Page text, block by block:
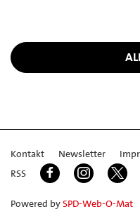
Kontakt Newsletter
RSS
Powered bySPD-Web-O-Mat